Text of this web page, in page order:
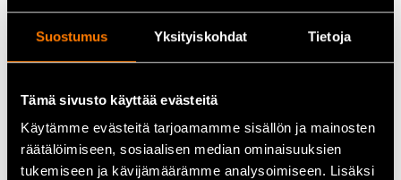
Suostumus Yksityiskohdat Tietoja
Tämä sivusto käyttää evästeitä
Käytämme evästeitä tarjoamamme sisällön ja mainosten
räätälöimiseen, sosiaalisen median ominaisuuksien
tukemiseen ja kävijämäärämme analysoimiseen. Lisäksi
Justerbar passform:Dragsko i midja och nederkant ger
god passform.
Materialval: Jackan är tillverkad huvudsakligen av
återvunnet material och stödjer ett mer miljömedvetet val.
Tekniska data